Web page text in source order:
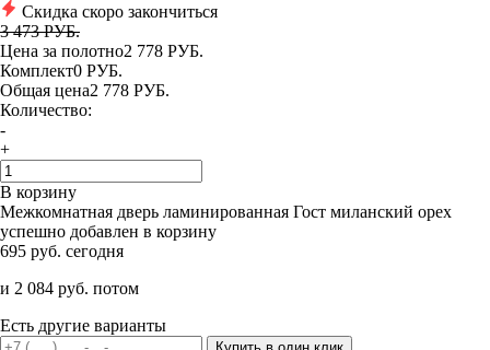
Скидка скоро закончиться
3 473 РУБ.
Цена за полотно2 778 РУБ.
Комплект0 РУБ.
Общая цена2 778 РУБ.
Количество:
-
+
В корзину
Межкомнатная дверь ламинированная Гост миланский орех
успешно добавлен в корзину
695 руб. сегодня
и 2 084 руб. потом
Есть другие варианты